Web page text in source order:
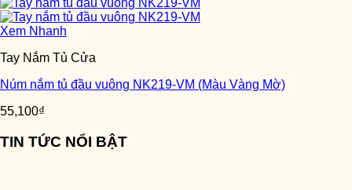
Xem Nhanh
Tay Nắm Tủ Cửa
Núm nắm tủ đầu vuông NK219-VM (Màu Vàng Mờ)
55,100₫
TIN TỨC NỔI BẬT